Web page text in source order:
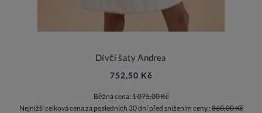
Dívčí šaty Andrea
752,50 Kč
Běžná cena:1 075,00 Kč
Nejnižší celková cena za posledních 30 dní před snížením ceny.:860,00 Kč